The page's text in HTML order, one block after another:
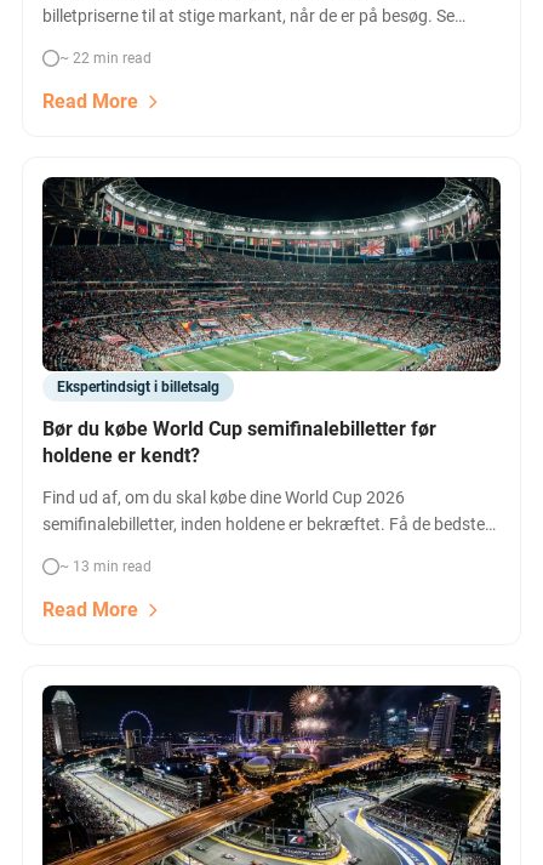
billetpriserne til at stige markant, når de er på besøg. Se
og hvordan det påvirker fans og billetkøb.
~ 22 min read
Read More
Ekspertindsigt i billetsalg
Bør du købe World Cup semifinalebilletter før
holdene er kendt?
Find ud af, om du skal købe dine World Cup 2026
semifinalebilletter, inden holdene er bekræftet. Få de bedste
~ 13 min read
Read More